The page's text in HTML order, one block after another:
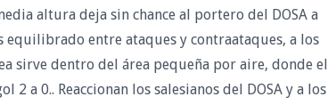
altura deja sin chance al portero del DOSA a
equilibrado entre ataques y contraataques, a los
sirve dentro del área pequeña por aire, donde el
a 0.. Reaccionan los salesianos del DOSA y a los